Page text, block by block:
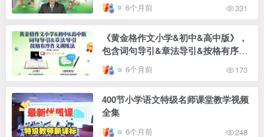
6个月前 331
《黄金格作文小学&初中&高中版》，
包含词句导引&章法导引&按格有序作
文训练法三大方法 视频+教材
6个月前 173
400节小学语文特级名师课堂教学视频
全集
6个月前 248